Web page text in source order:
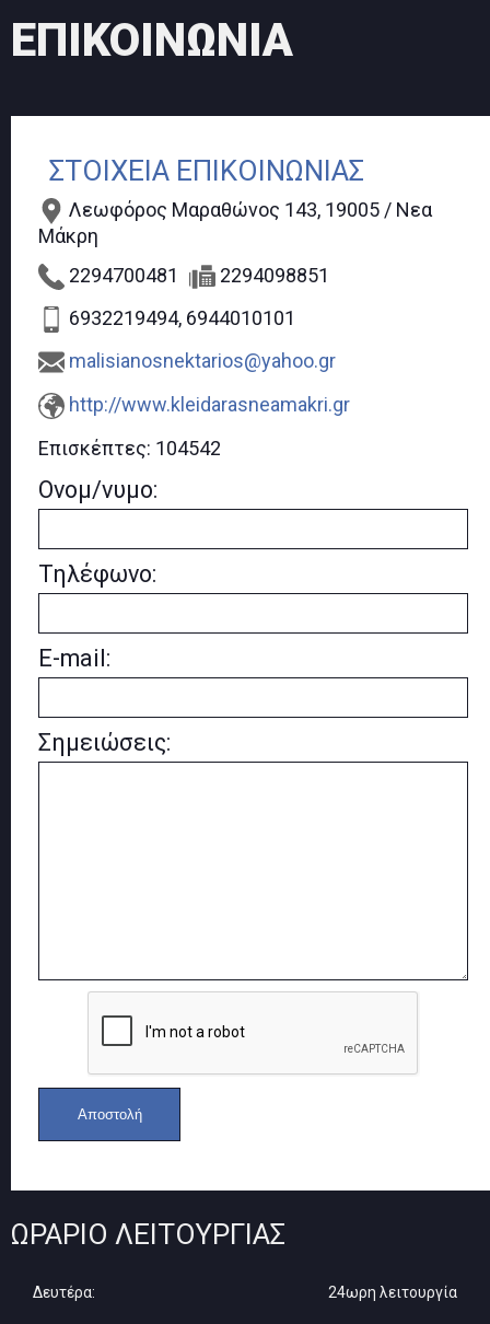
ΕΠΙΚΟΙΝΩΝΙΑ
ΣΤΟΙΧΕΙΑ ΕΠΙΚΟΙΝΩΝΙΑΣ
Λεωφόρος Μαραθώνος 143, 19005 / Νεα
Μάκρη
2294700481
2294098851
6932219494, 6944010101
malisianosnektarios@yahoo.gr
http://www.kleidarasneamakri.gr
Επισκέπτες: 104542
Ονομ/νυμο:
Τηλέφωνο:
E-mail:
Σημειώσεις:
ΩΡΆΡΙΟ ΛΕΙΤΟΥΡΓΊΑΣ
Δευτέρα: 24ωρη λειτουργία